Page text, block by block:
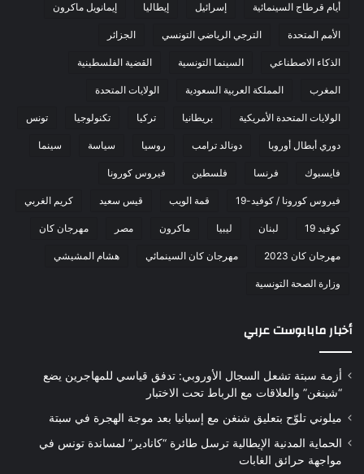
أيام قرطاج السينمائية إسرائيل إيطاليا إيمانويل ماكرون
الأمم المتحدة الترجي الرياضي التونسي الجزائر
الذكاء الاصطناعي السينما التونسية القضية الفلسطينية
المغرب المملكة العربية السعودية الولايات المتحدة
الولايات المتحدة الأمريكية بريطانيا تركيا تكنولوجيا تونس
دوري أبطال أوروبا دونالد ترامب روسيا سياسة سينما
فايسبوك فرنسا فلسطين فيروس كورونا
فيروس كورونا / كوفيد-19 قمة الويب قيس سعيد كريم الغربي
كوفيد 19 لبنان ليبيا ماكرون مصر مهرجان كان
مهرجان كان 2023 مهرجان كان السينمائي هشام المشيشي
وزارة الصحة التونسية
أخبار مابابوست عربي
أزمة سبتة تشعل السجال الأوروبي: تدفق قياسي للمهاجرين يضع
“شينغن” والعلاقات مع الرباط تحت الاختبار
ميلوني تلوّح بتعليق شنغن مع إسبانيا بعد موجة الهجرة في سبتة
الحماية المدنية الإيطالية ترسل طائرة “كانادير” لمساندة تونس في
مواجهة حرائق الغابات